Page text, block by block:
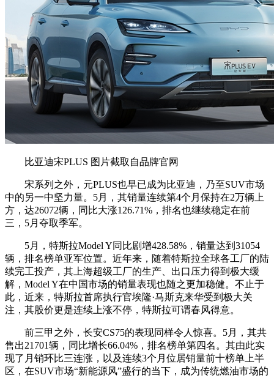
比亚迪宋PLUS 图片截取自品牌官网
宋系列之外，元PLUS也早已成为比亚迪，乃至SUV市场
中的另一中坚力量。5月，其销量连续第4个月保持在2万辆上
方，达26072辆，同比大涨126.71%，排名也继续稳定在前
三，5月夺取季军。
5月，特斯拉Model Y同比剧增428.58%，销量达到31054
辆，排名榜单亚军位置。近年来，随着特斯拉全球各工厂的陆
续完工投产，其上海超级工厂的生产、出口压力得到极大缓
解，Model Y在中国市场的销量表现也随之更加稳健。不止于
此，近来，特斯拉首席执行官埃隆·马斯克来华受到极大关
注，其股价更是连续上涨不停，特斯拉可谓春风得意。
前三甲之外，长安CS75的表现同样令人惊喜。5月，其共
售出21701辆，同比增长66.04%，排名榜单第四名。其由此实
现了月销环比三连涨，以及连续3个月位居销量前十榜单上半
区，在SUV市场“新能源风”盛行的当下，成为传统燃油市场的